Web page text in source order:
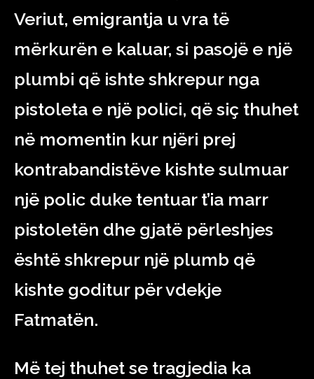
Veriut, emigrantja u vra të
mërkurën e kaluar, si pasojë e një
plumbi që ishte shkrepur nga
pistoleta e një polici, që siç thuhet
në momentin kur njëri prej
kontrabandistëve kishte sulmuar
një polic duke tentuar t’ia marr
pistoletën dhe gjatë përleshjes
është shkrepur një plumb që
kishte goditur për vdekje
Fatmatën.
Më tej thuhet se tragjedia ka